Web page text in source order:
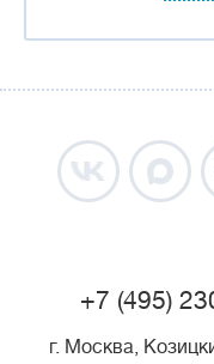
+7 (495)
г. Москва,